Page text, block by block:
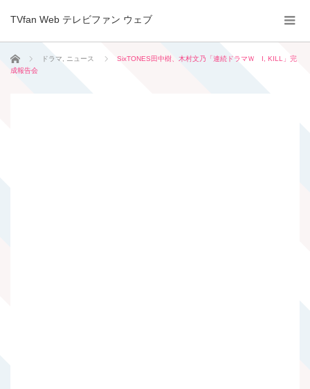
TVfan Web テレビファン ウェブ
ホーム ドラマ ニュース
SixTONES田中樹、木村文乃「連続ドラマＷ I, KILL」完
成報告会